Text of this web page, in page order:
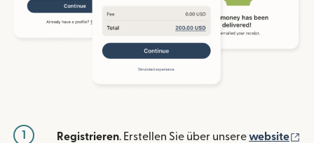
1 Registrieren. Erstellen Sie über unserewebsite